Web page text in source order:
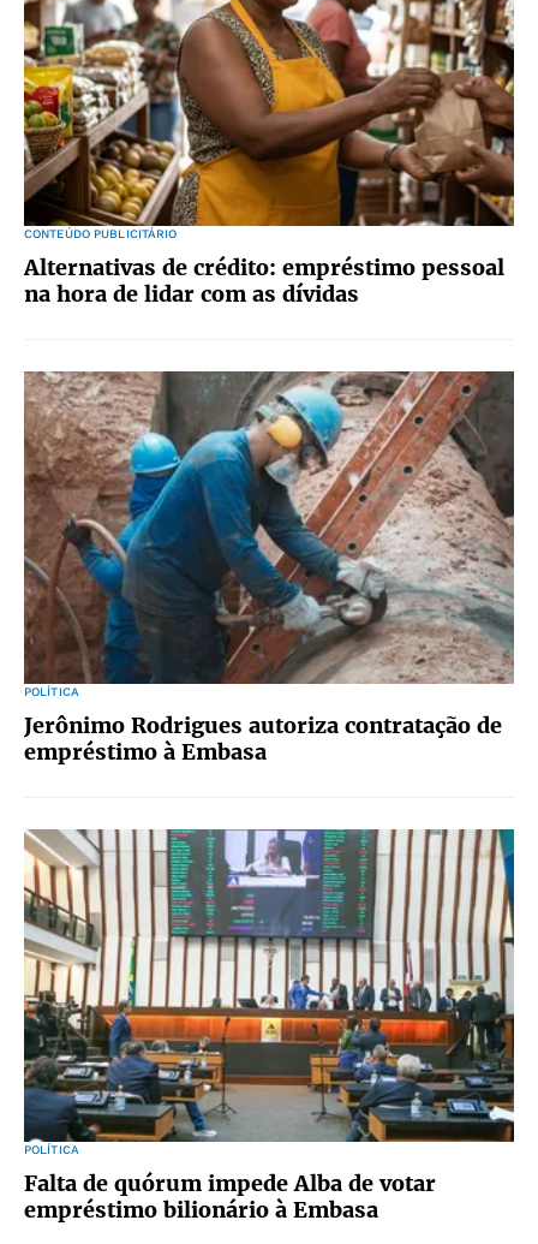
CONTEÚDO PUBLICITÁRIO
Alternativas de crédito: empréstimo pessoal
na hora de lidar com as dívidas
POLÍTICA
Jerônimo Rodrigues autoriza contratação de
empréstimo à Embasa
POLÍTICA
Falta de quórum impede Alba de votar
empréstimo bilionário à Embasa